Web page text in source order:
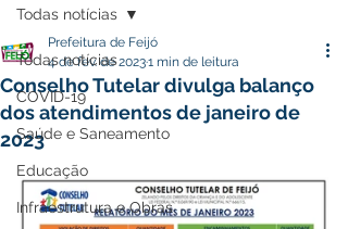
Todas notícias
COVID-19
Saúde e Saneamento
Educação
Infraestrutura e Obras
Todas notícias
Conselho Tutelar divulga balanço
dos atendimentos de janeiro de
2023
Prefeitura de Feijó
4 de fev. de 20231 min de leitura